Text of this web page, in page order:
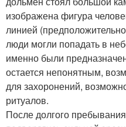
изображена фигура
линией
люди могли попадать в
именно были
остается непонятным,
для захоронений,
ритуалов.
После долгого